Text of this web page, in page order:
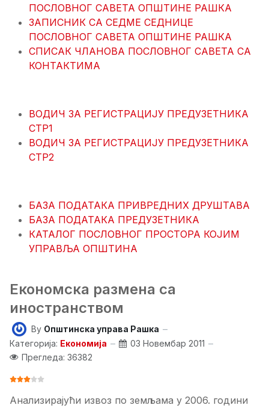
ПОСЛОВНОГ САВЕТА ОПШТИНЕ РАШКА
ЗАПИСНИК СА СЕДМЕ СЕДНИЦЕ
ПОСЛОВНОГ САВЕТА ОПШТИНЕ РАШКА
СПИСАК ЧЛАНОВА ПОСЛОВНОГ САВЕТА СА
КОНТАКТИМА
ВОДИЧ ЗА РЕГИСТРАЦИЈУ ПРЕДУЗЕТНИКА
СТР1
ВОДИЧ ЗА РЕГИСТРАЦИЈУ ПРЕДУЗЕТНИКА
СТР2
БАЗА ПОДАТАКА ПРИВРЕДНИХ ДРУШТАВА
БАЗА ПОДАТАКА ПРЕДУЗЕТНИКА
КАТАЛОГ ПОСЛОВНОГ ПРОСТОРА КОЈИМ
УПРАВЉА ОПШТИНА
Економска размена са
иностранством
By Општинска управа Рашка
Категорија: Економија
03 Новембар 2011
Прегледа: 36382
ОЦЕНА КОРИСНИКА:
Анализирајући извоз по земљама у 2006. години